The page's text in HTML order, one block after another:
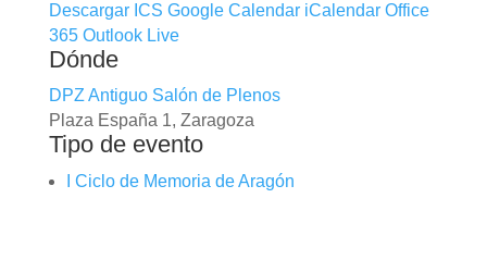
Descargar ICS Google Calendar iCalendar Office
365 Outlook Live
Dónde
DPZ Antiguo Salón de Plenos
Plaza España 1, Zaragoza
Tipo de evento
I Ciclo de Memoria de Aragón